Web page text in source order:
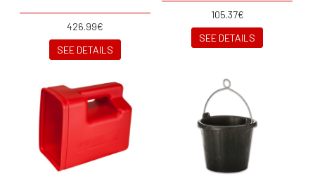
426.99€
SEE DETAILS
105.37€
SEE DETAILS